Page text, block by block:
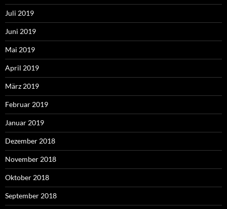
Juli 2019
Juni 2019
Mai 2019
April 2019
März 2019
Februar 2019
Januar 2019
Dezember 2018
November 2018
Oktober 2018
September 2018